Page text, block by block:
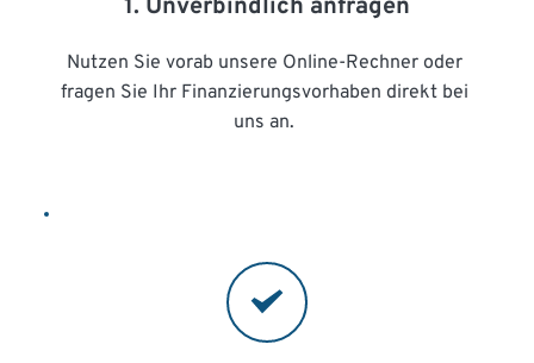
1. Unverbindlich anfragen
Nutzen Sie vorab unsere Online-Rechner oder
fragen Sie Ihr Finanzierungsvorhaben direkt bei
uns an.